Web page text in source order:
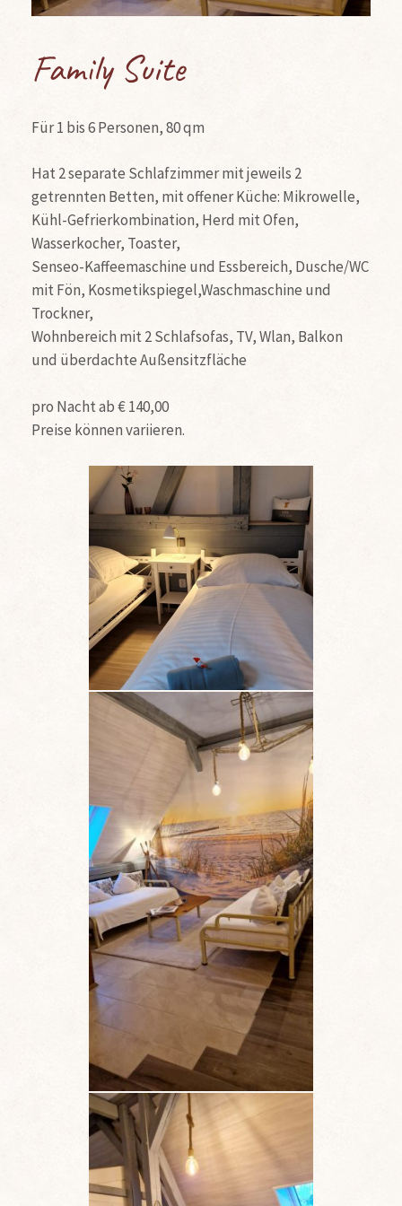
Family Suite
Für 1 bis 6 Personen, 80 qm
Hat 2 separate Schlafzimmer mit jeweils 2
getrennten Betten, mit offener Küche: Mikrowelle,
Kühl-Gefrierkombination, Herd mit Ofen,
Wasserkocher, Toaster,
Senseo-Kaffeemaschine und Essbereich, Dusche/WC
mit Fön, Kosmetikspiegel,Waschmaschine und
Trockner,
Wohnbereich mit 2 Schlafsofas, TV, Wlan, Balkon
und überdachte Außensitzfläche
pro Nacht ab € 140,00
Preise können variieren.